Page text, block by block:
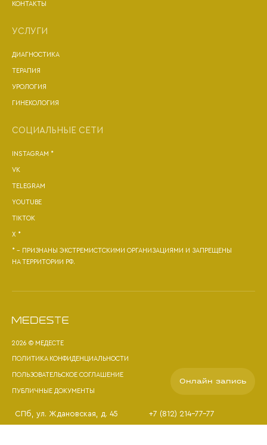
СПб , ул. Ждановская, д. 45 +7 (812) 214-77-77
КОНТАКТЫ
УСЛУГИ
ДИАГНОСТИКА
ТЕРАПИЯ
УРОЛОГИЯ
ГИНЕКОЛОГИЯ
СОЦИАЛЬНЫЕ СЕТИ
INSTAGRAM *
VK
TELEGRAM
YOUTUBE
TIKTOK
X *
* - ПРИЗНАНЫ ЭКСТРЕМИСТСКИМИ ОРГАНИЗАЦИЯМИ И ЗАПРЕЩЕНЫ
НА ТЕРРИТОРИИ РФ.
2026 © МЕДЕСТЕ
ПОЛИТИКА КОНФИДЕНЦИАЛЬНОСТИ
ПОЛЬЗОВАТЕЛЬСКОЕ СОГЛАШЕНИЕ
ПУБЛИЧНЫЕ ДОКУМЕНТЫ
Онлайн запись